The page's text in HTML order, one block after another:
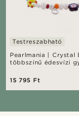
Pearlmania | Crystal
többszínű édesvízi
és üveggyöngy
Testreszabható
15 795 Ft